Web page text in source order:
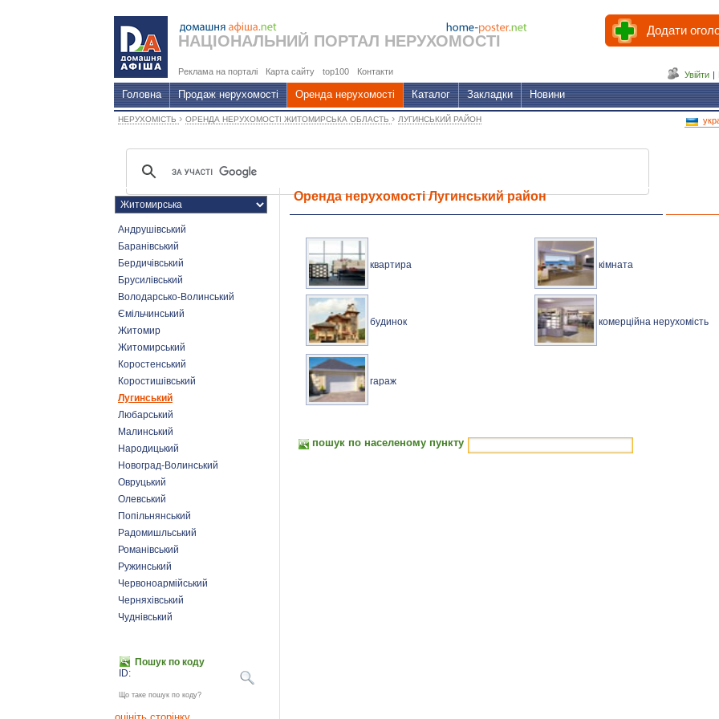
НАЦІОНАЛЬНИЙ ПОРТАЛ НЕРУХОМОСТІ
Додати
Реклама на порталі Карта сайту top100 Контакти Увійти |
Головна Продаж нерухомості Оренда нерухомості Каталог Закладки Новини
НЕРУХОМІСТЬ › ОРЕНДА НЕРУХОМОСТІ ЖИТОМИРСЬКА ОБЛАСТЬ › ЛУГИНСЬКИЙ РАЙОН
Андрушівський
Баранівський
Бердичівський
Брусилівський
Володарсько-Волинський
Ємільчинський
Житомир
Житомирський
Коростенський
Коростишівський
Лугинський
Любарський
Малинський
Народицький
Новоград-Волинський
Овруцький
Олевський
Попільнянський
Радомишльський
Романівський
Ружинський
Червоноармійський
Черняхівський
Чуднівський
Пошук по коду
ID:
Що таке пошук по коду?
Оренда нерухомості Лугинський район
квартира кімната
будинок комерційна нерухомість
гараж
пошук по населеному пункту